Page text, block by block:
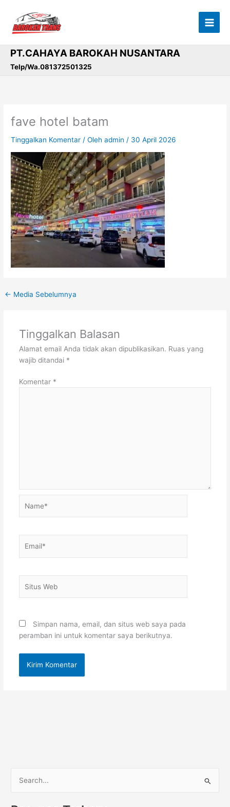
konten
PT.CAHAYA BAROKAH NUSANTARA
Telp/Wa.081372501325
fave hotel batam
Tinggalkan Komentar / Olehadmin / 30 April 2026
← Media Sebelumnya
Tinggalkan Balasan
Alamat email Anda tidak akan dipublikasikan. Ruas yang
wajib ditandai *
Komentar *
Web
Simpan nama, email, dan situs web saya pada
peramban ini untuk komentar saya berikutnya.